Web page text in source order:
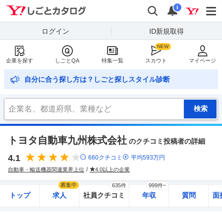
検索
通知
i
ログイン ID新規取得
企業を探す しごとQA 特集一覧 スカウト マイページ
自分に合う探し方は？しごと探しスタイル診断
トヨタ自動車九州株式会社 のクチコミ投稿者の詳細
4.1 660クチコミ 平均593万円
自動車・輸送機器関連業界上位 4.0以上の企業
トップ 求人
募集中
社員クチコミ
635件
年収
999件~
質問 面